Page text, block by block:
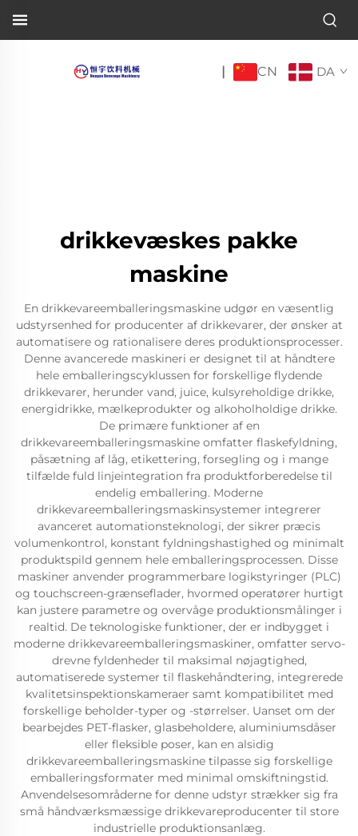
| CN DA
drikkevæskes pakke
maskine
En drikkevareemballeringsmaskine udgør en væsentlig
udstyrsenhed for producenter af drikkevarer, der ønsker at
automatisere og rationalisere deres produktionsprocesser.
Denne avancerede maskineri er designet til at håndtere
hele emballeringscyklussen for forskellige flydende
drikkevarer, herunder vand, juice, kulsyreholdige drikke,
energidrikke, mælkeprodukter og alkoholholdige drikke.
De primære funktioner af en
drikkevareemballeringsmaskine omfatter flaskefyldning,
påsætning af låg, etikettering, forsegling og i mange
tilfælde fuld linjeintegration fra produktforberedelse til
endelig emballering. Moderne
drikkevareemballeringsmaskinsystemer integrerer
avanceret automationsteknologi, der sikrer præcis
volumenkontrol, konstant fyldningshastighed og minimalt
produktspild gennem hele emballeringsprocessen. Disse
maskiner anvender programmerbare logikstyringer (PLC)
og touchscreen-grænseflader, hvormed operatører hurtigt
kan justere parametre og overvåge produktionsmålinger i
realtid. De teknologiske funktioner, der er indbygget i
moderne drikkevareemballeringsmaskiner, omfatter servo-
drevne fyldenheder til maksimal nøjagtighed,
automatiserede systemer til flaskehåndtering, integrerede
kvalitetsinspektionskameraer samt kompatibilitet med
forskellige beholder-typer og -størrelser. Uanset om der
bearbejdes PET-flasker, glasbeholdere, aluminiumsdåser
eller fleksible poser, kan en alsidig
drikkevareemballeringsmaskine tilpasse sig forskellige
emballeringsformater med minimal omskiftningstid.
Anvendelsesområderne for denne udstyr strækker sig fra
små håndværksmæssige drikkevareproducenter til store
industrielle produktionsanlæg.